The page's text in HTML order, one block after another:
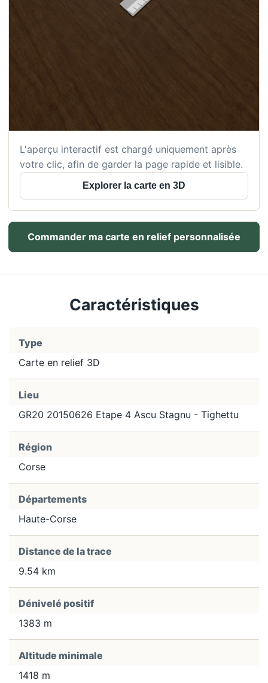
L'aperçu interactif est chargé uniquement après
votre clic, afin de garder la page rapide et lisible.
Explorer la carte en 3D
Commander ma carte en relief personnalisée
Caractéristiques
Type
Carte en relief 3D
Lieu
GR20 20150626 Etape 4 Ascu Stagnu - Tighettu
Région
Corse
Départements
Haute-Corse
Distance de la trace
9.54 km
Dénivelé positif
1383 m
Altitude minimale
1418 m